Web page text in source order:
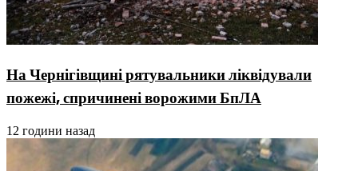
На Чернігівщині рятувальники ліквідували
пожежі, спричинені ворожими БпЛА
12 години назад